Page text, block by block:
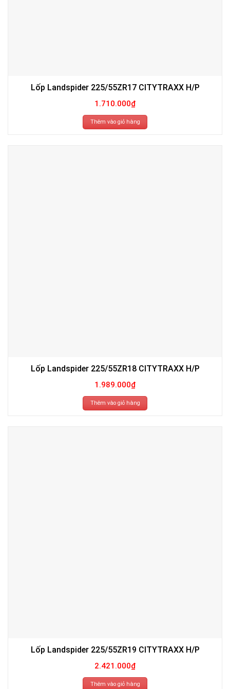
Lốp Landspider 225/55ZR17 CITYTRAXX H/P
1.710.000₫
Thêm vào giỏ hàng
Lốp Landspider 225/55ZR18 CITYTRAXX H/P
1.989.000₫
Thêm vào giỏ hàng
Lốp Landspider 225/55ZR19 CITYTRAXX H/P
2.421.000₫
Thêm vào giỏ hàng